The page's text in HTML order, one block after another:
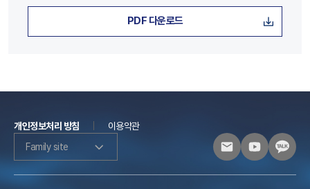
PDF 다운로드
개인정보처리 방침
이용약관
Family site